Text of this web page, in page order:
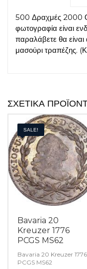
500 Δραχμές 2000
φωτογραφία είναι
παραλάβετε θα
μασούρι τραπέζης.
ΣΧΕΤΙΚΆ
SALE!
Bavaria 20
Kreuzer 1776
PCGS MS62
Bavaria 20 Kreuzer 1776
PCGS MS62